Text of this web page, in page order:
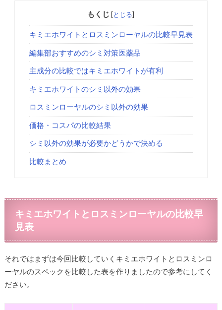
もくじ [とじる]
キミエホワイトとロスミンローヤルの比較早見表
編集部おすすめのシミ対策医薬品
主成分の比較ではキミエホワイトが有利
キミエホワイトのシミ以外の効果
ロスミンローヤルのシミ以外の効果
価格・コスパの比較結果
シミ以外の効果が必要かどうかで決める
比較まとめ
キミエホワイトとロスミンローヤルの比較早
見表
それではまずは今回比較していくキミエホワイトとロスミンロ
ーヤルのスペックを比較した表を作りましたので参考にしてく
ださい。